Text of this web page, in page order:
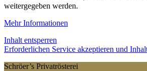
weitergegeben werden.
Mehr Informationen
Inhalt entsperren
Erforderlichen Service akzeptieren und
Schröer’s Privatrösterei